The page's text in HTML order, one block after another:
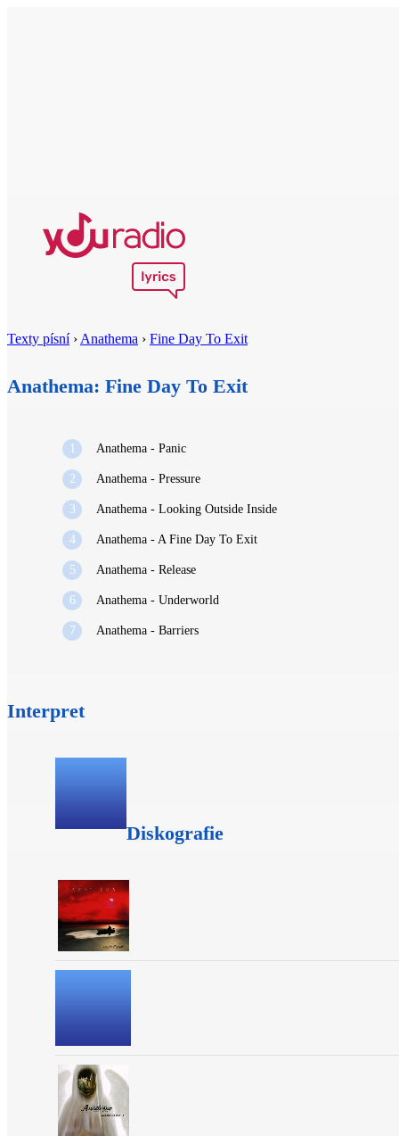
Texty písní › Anathema › Fine Day To Exit
Anathema: Fine Day To Exit
1 Anathema - Panic
2 Anathema - Pressure
3 Anathema - Looking Outside Inside
4 Anathema - A Fine Day To Exit
5 Anathema - Release
6 Anathema - Underworld
7 Anathema - Barriers
Interpret
Diskografie